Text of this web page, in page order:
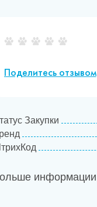
Поделитесь отзывом
Закупки
информации